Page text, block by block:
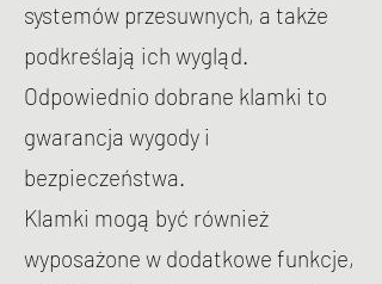
systemów przesuwnych, a także
podkreślają ich wygląd.
Odpowiednio dobrane klamki to
gwarancja wygody i
bezpieczeństwa.
Klamki mogą być również
wyposażone w dodatkowe funkcje,